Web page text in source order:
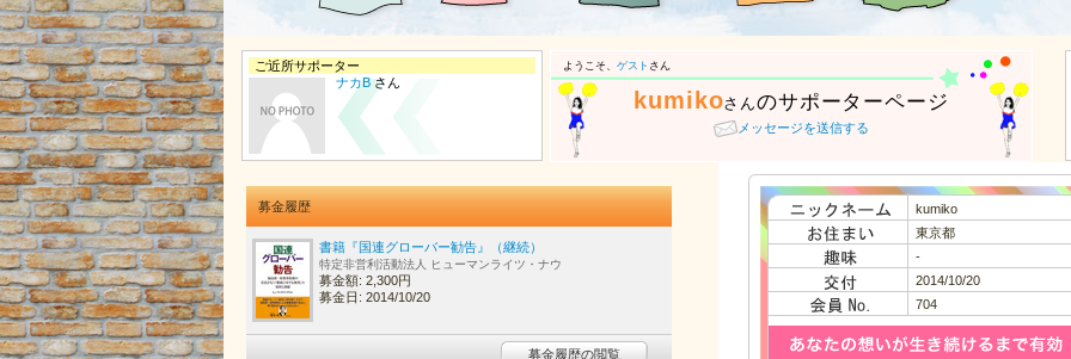
ご近所サポーター
ナカBさん
ようこそ、 ゲスト さん
kumikoさんのサポーターページ
メッセージを送信する
kumiko
東京都
-
2014/10/20
704
募金履歴
書籍『国連グローバー勧告』（継続）
特定非営利活動法人 ヒューマンライツ・ナウ
募金額: 2,300円
募金日: 2014/10/20
募金履歴の閲覧